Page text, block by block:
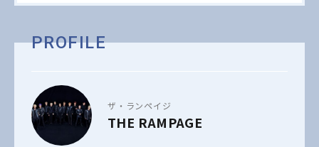
PROFILE
ザ・ランペイジ
THE RAMPAGE